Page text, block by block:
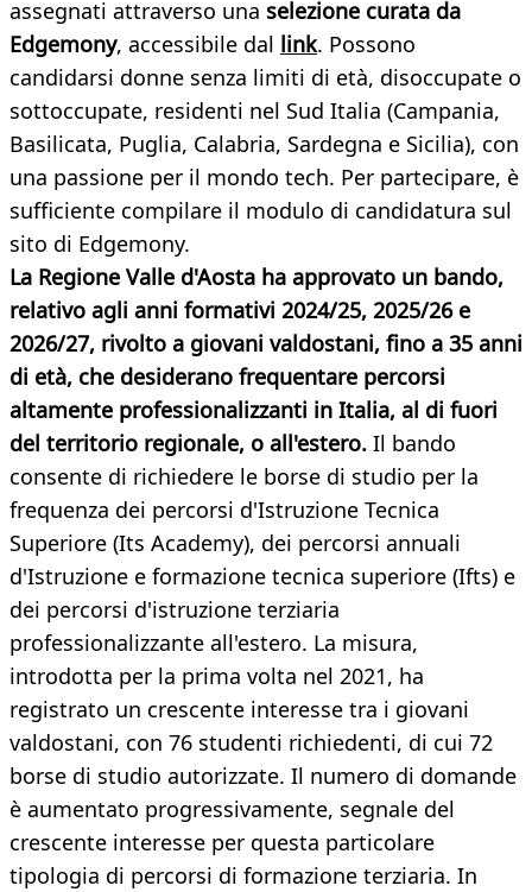
assegnati attraverso una selezione curata da
Edgemony, accessibile dal link. Possono
candidarsi donne senza limiti di età, disoccupate o
sottoccupate, residenti nel Sud Italia (Campania,
Basilicata, Puglia, Calabria, Sardegna e Sicilia), con
una passione per il mondo tech. Per partecipare, è
sufficiente compilare il modulo di candidatura sul
sito di Edgemony.
La Regione Valle d'Aosta ha approvato un bando,
relativo agli anni formativi 2024/25, 2025/26 e
2026/27, rivolto a giovani valdostani, fino a 35 anni
di età, che desiderano frequentare percorsi
altamente professionalizzanti in Italia, al di fuori
del territorio regionale, o all'estero. Il bando
consente di richiedere le borse di studio per la
frequenza dei percorsi d'Istruzione Tecnica
Superiore (Its Academy), dei percorsi annuali
d'Istruzione e formazione tecnica superiore (Ifts) e
dei percorsi d'istruzione terziaria
professionalizzante all'estero. La misura,
introdotta per la prima volta nel 2021, ha
registrato un crescente interesse tra i giovani
valdostani, con 76 studenti richiedenti, di cui 72
borse di studio autorizzate. Il numero di domande
è aumentato progressivamente, segnale del
crescente interesse per questa particolare
tipologia di percorsi di formazione terziaria. In